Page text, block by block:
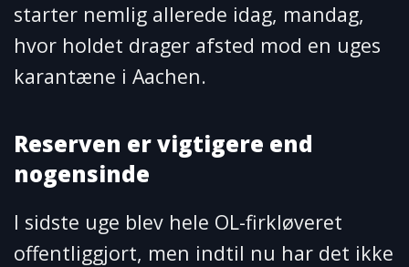
starter nemlig allerede idag, mandag,
hvor holdet drager afsted mod en uges
karantæne i Aachen.
Reserven er vigtigere end
nogensinde
I sidste uge blev hele OL-firkløveret
offentliggjort, men indtil nu har det ikke